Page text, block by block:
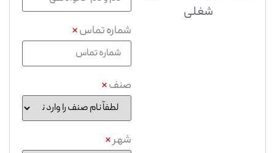
شغلی
شماره تماس*
صنف*
شهر*